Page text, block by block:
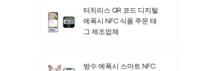
터치리스 QR 코드 디지털
에폭시 NFC 식품 주문 태
그 제조업체
방수 에폭시 스마트 NFC